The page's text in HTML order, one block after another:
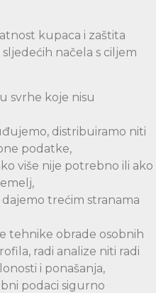
kupaca i zaštita
načela s ciljem
svrhe koje nisu
distribuiramo niti
podatke,
više nije potrebno ili ako
trećim stranama
tehnike obrade osobnih
radi analize niti radi
i ponašanja,
podaci sigurno